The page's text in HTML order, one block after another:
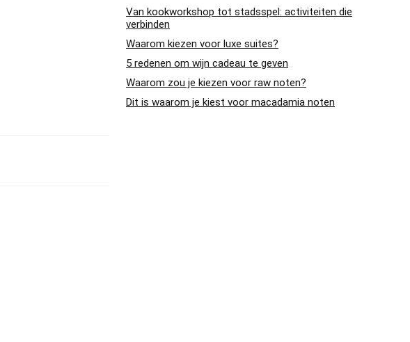
Van kookworkshop tot stadsspel: activiteiten die
verbinden
Waarom kiezen voor luxe suites?
5 redenen om wijn cadeau te geven
Waarom zou je kiezen voor raw noten?
Dit is waarom je kiest voor macadamia noten